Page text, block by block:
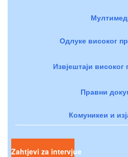
Одлуке високог
Извјештаји високог
Правни
Комуникеи и
Zahtjevi za intervjue